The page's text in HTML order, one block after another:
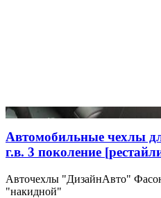
Автомобильные чехлы
г.в. 3 поколение
Авточехлы "ДизайнАвто"
"накидной"